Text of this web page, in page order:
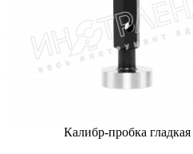
Калибр-пробка